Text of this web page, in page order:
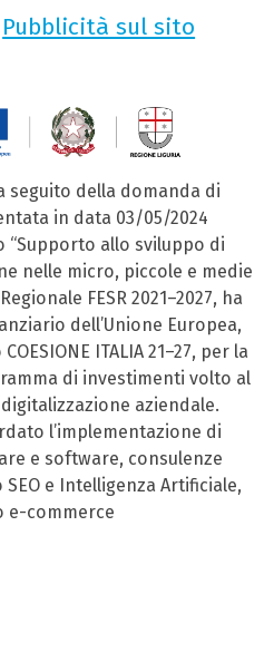
Pubblicità sul sito
a seguito della domanda di
in data 03/05/2024
“Supporto allo sviluppo di
nelle micro, piccole e medie
FESR 2021–2027, ha
dell’Unione Europea,
ITALIA 21–27, per la
di investimenti volto al
aziendale.
l’implementazione di
e software, consulenze
e Intelligenza Artificiale,
e-commerce